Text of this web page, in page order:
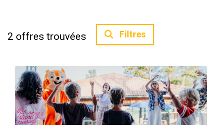
2 offres trouvées Filtres